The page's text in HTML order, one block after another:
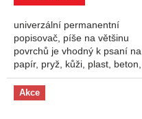
univerzální permanentní
popisovač, píše na většinu
povrchů je vhodný k psaní na
papír, pryž, kůži, plast, beton,
kámen, dřevo, film, fólie, kov,
sklo, porcelán permanentní,...
Akce